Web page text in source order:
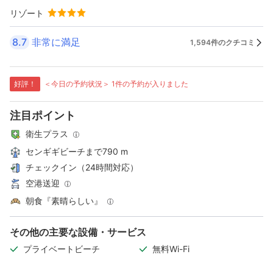
リゾート
8.7 非常に満足 1,594件のクチコミ
好評！ ＜今日の予約状況＞ 1件の予約が入りました
注目ポイント
衛生プラス
センギギビーチまで790 m
チェックイン（24時間対応）
空港送迎
朝食『素晴らしい』
その他の主要な設備・サービス
プライベートビーチ
無料Wi-Fi